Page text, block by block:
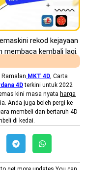
rekod kejayaan
membaca kembali lagi.
Ramalan MKT 4D , Carta
4Dterkini untuk 2022
kini masa nyata harga
Anda juga boleh pergi ke
membeli dan bertaruh 4D
di kedai.